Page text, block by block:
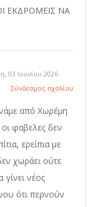
ΕΚΔΡΟΜΕΙΣ ΝΑ
03 Ιουνίου 2026
Σύνδεσμος σχολίου
από Χωρέμη
φαβελες δεν
ερείπια με
χωράει ούτε
γίνει νέος
ότι περνούν